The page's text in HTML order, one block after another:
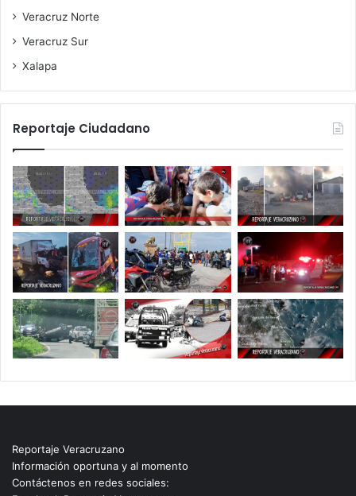
Veracruz Norte
Veracruz Sur
Xalapa
Reportaje Ciudadano
Reportaje Veracruzano
Información oportuna y al momento
Contáctenos en redes sociales: